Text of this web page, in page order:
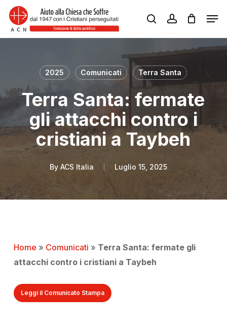
Skip
main
searchaccount
2025 Comunicati Terra Santa
Terra Santa: fermate
gli attacchi contro i
cristiani a Taybeh
By ACS Italia Luglio 15, 2025
Home » Comunicati » Terra Santa: fermate gli
attacchi contro i cristiani a Taybeh
Leggi il Comunicato Stampa
Menu